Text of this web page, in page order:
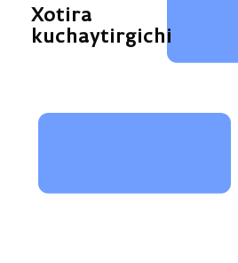
Xotira
kuchaytirgichi